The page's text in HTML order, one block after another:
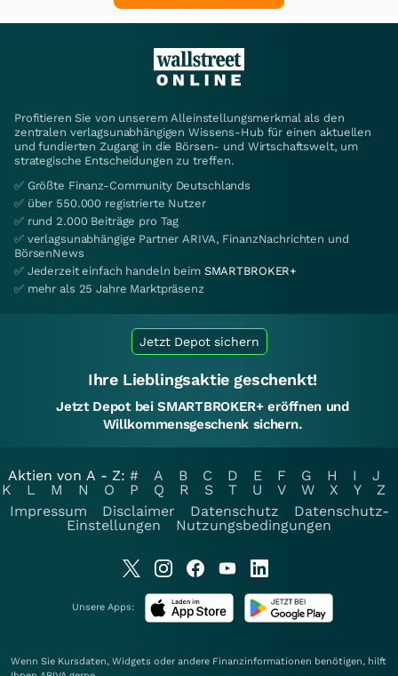
Profitieren Sie von unserem Alleinstellungsmerkmal als den
zentralen verlagsunabhängigen Wissens-Hub für einen aktuellen
und fundierten Zugang in die Börsen- und Wirtschaftswelt, um
strategische Entscheidungen zu treffen.
✅ Größte Finanz-Community Deutschlands
✅ über 550.000 registrierte Nutzer
✅ rund 2.000 Beiträge pro Tag
✅ verlagsunabhängige Partner ARIVA, FinanzNachrichten und
BörsenNews
✅ Jederzeit einfach handeln beim SMARTBROKER+
✅ mehr als 25 Jahre Marktpräsenz
Jetzt Depot sichern
Ihre Lieblingsaktie geschenkt!
Jetzt Depot bei SMARTBROKER+ eröffnen und
Willkommensgeschenk sichern.
Aktien von A - Z: # A B C D E F G H I
J
K
L M N O P Q R S T U V W X Y
Z
Impressum
Disclaimer Datenschutz
Datenschutz-
Einstellungen
Nutzungsbedingungen
Unsere Apps:
Wenn Sie Kursdaten, Widgets oder andere Finanzinformationen benötigen, hilft